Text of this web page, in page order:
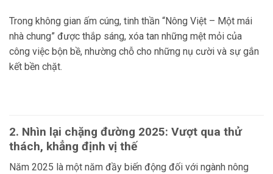
Trong không gian ấm cúng, tinh thần “Nông Việt – Một mái
nhà chung” được thắp sáng, xóa tan những mệt mỏi của
công việc bộn bề, nhường chỗ cho những nụ cười và sự gắn
kết bền chặt.
2. Nhìn lại chặng đường 2025: Vượt qua thử
thách, khẳng định vị thế
Năm 2025 là một năm đầy biến động đối với ngành nông